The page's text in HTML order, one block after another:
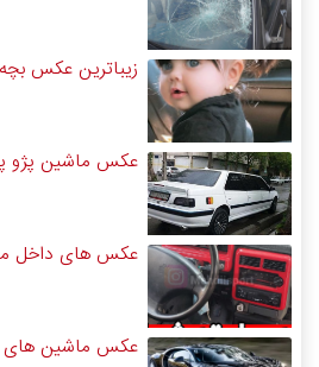
زیباترین عکس
عکس ماشین پژو
عکس های داخل
عکس ماشین های